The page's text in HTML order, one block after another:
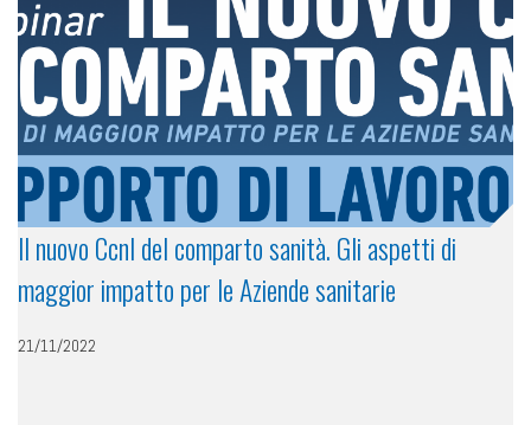
Il nuovo Ccnl del comparto sanità. Gli aspetti di
maggior impatto per le Aziende sanitarie
21/11/2022